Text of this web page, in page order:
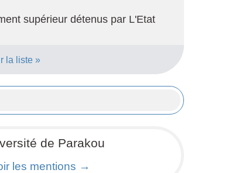
supérieur détenus par L'Etat
la liste »
de Parakou
les mentions →